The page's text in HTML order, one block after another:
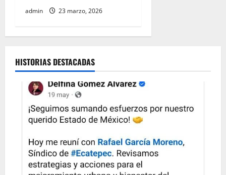
admin 23 marzo, 2026
HISTORIAS DESTACADAS